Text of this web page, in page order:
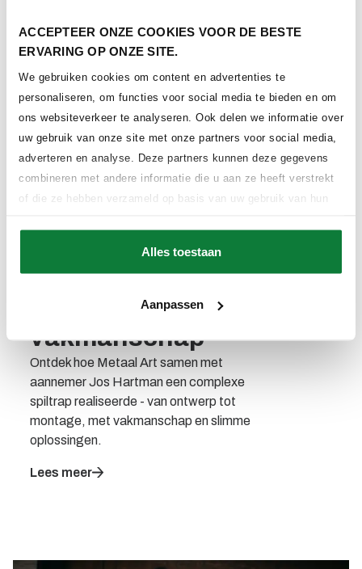
ACCEPTEER ONZE COOKIES VOOR DE BESTE
ERVARING OP ONZE SITE.
We gebruiken cookies om content en advertenties te
personaliseren, om functies voor social media te bieden en om
ons websiteverkeer te analyseren. Ook delen we informatie over
uw gebruik van onze site met onze partners voor social media,
adverteren en analyse. Deze partners kunnen deze gegevens
combineren met andere informatie die u aan ze heeft verstrekt
of die ze hebben verzameld op basis van uw gebruik van hun
Alles toestaan
Aanpassen
Complexe spiltrap
gerealiseerd met
vakmanschap
Ontdek hoe Metaal Art samen met
aannemer Jos Hartman een complexe
spiltrap realiseerde - van ontwerp tot
montage, met vakmanschap en slimme
oplossingen.
Lees meer